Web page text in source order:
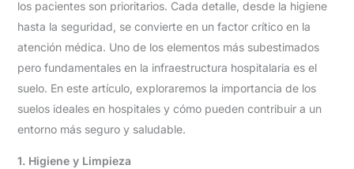
los pacientes son prioritarios. Cada detalle, desde la higiene
hasta la seguridad, se convierte en un factor crítico en la
atención médica. Uno de los elementos más subestimados
pero fundamentales en la infraestructura hospitalaria es el
suelo. En este artículo, exploraremos la importancia de los
suelos ideales en hospitales y cómo pueden contribuir a un
entorno más seguro y saludable.
1. Higiene y Limpieza